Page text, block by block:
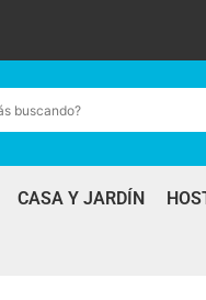
CASA Y JARDÍN